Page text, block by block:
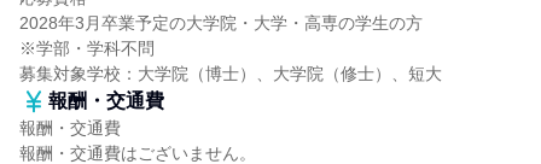
2028年3月卒業予定の大学院・大学・高専の学生の方
※学部・学科不問
募集対象学校：大学院（博士）、大学院（修士）、短大
報酬・交通費
報酬・交通費
報酬・交通費はございません。